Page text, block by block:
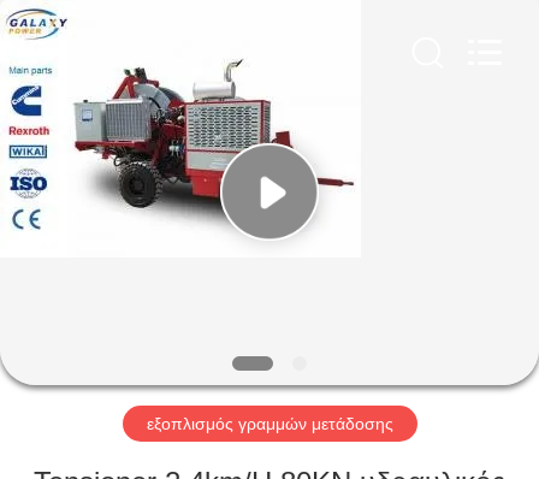
ΣΠΊΤΙ
ΠΡΟΪΌΝΤΑ
ΕΜΆΣ
ΕΠΙΣΚΈΨΕΙΣ
Galaxy
power
industry
All
Rights
Reserved.
εξοπλισμός γραμμών μετάδοσης